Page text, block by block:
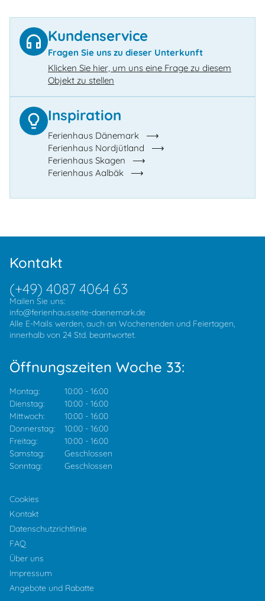
Kundenservice
Fragen Sie uns zu dieser Unterkunft
Klicken Sie hier, um uns eine Frage zu diesem
Objekt zu stellen
Inspiration
Ferienhaus Dänemark
Ferienhaus Nordjütland
Ferienhaus Skagen
Ferienhaus Aalbäk
Kontakt
(+49) 4087 4064 63
Mailen Sie uns:
info@ferienhausseite-daenemark.de
Alle E-Mails werden, auch an Wochenenden und Feiertagen,
innerhalb von 24 Std. beantwortet.
Öffnungszeiten Woche 33:
Montag: 10:00 - 16:00
Dienstag:
10:00 - 16:00
Mittwoch:
10:00 - 16:00
Donnerstag:
10:00 - 16:00
Freitag:
10:00 - 16:00
Samstag:
Geschlossen
Sonntag:
Geschlossen
Cookies
Kontakt
Datenschutzrichtlinie
FAQ
Über uns
Impressum
Angebote und Rabatte